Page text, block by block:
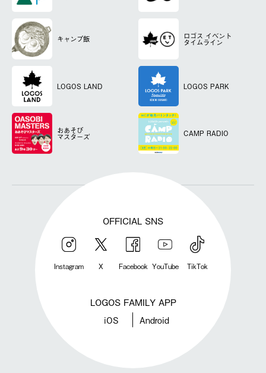
キャンプ飯 ロゴス イベント
タイムライン
LOGOS LAND LOGOS PARK
おあそび
マスターズ CAMP RADIO
OFFICIAL SNS
Instagram X Facebook YouTube TikTok
LOGOS FAMILY APP
iOS Android